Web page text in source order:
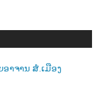
ອາຈານ ສໍ.ເມືອງ